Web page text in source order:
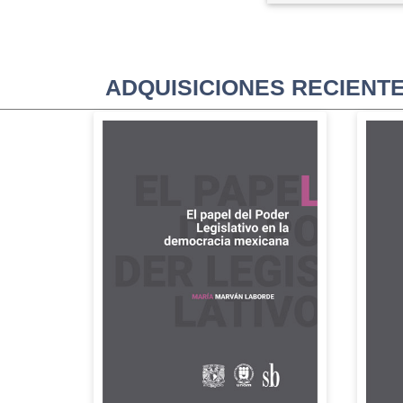
ADQUISICIONES